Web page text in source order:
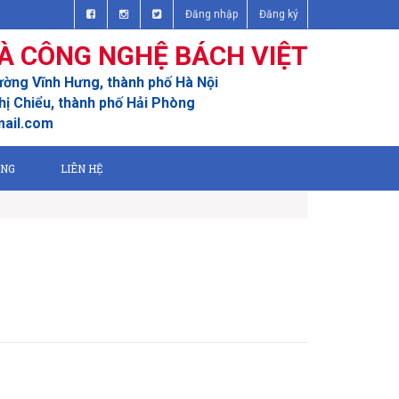
Đăng nhập Đăng ký
CÔNG NGHỆ BÁCH VIỆT
Vĩnh Hưng, thành phố Hà Nội
Chiểu, thành phố Hải Phòng
LIÊN HỆ